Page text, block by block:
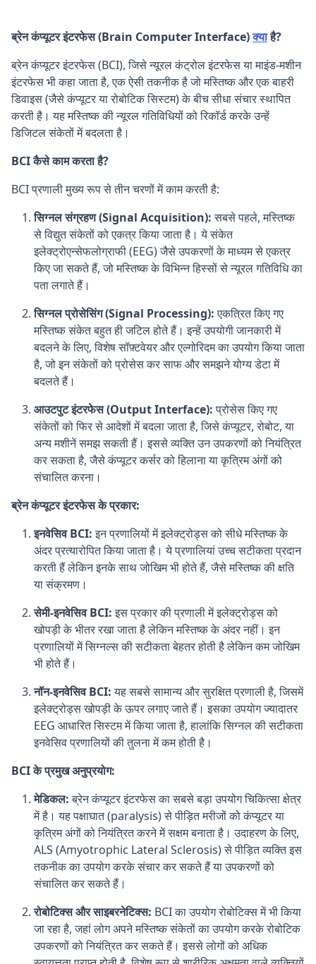
ब्रेन कंप्यूटर इंटरफेस (Brain Computer Interface)क्याहै?
ब्रेन कंप्यूटर इंटरफेस (BCI), जिसे न्यूरल कंट्रोल इंटरफेस या माइंड-मशीन
इंटरफेस भी कहा जाता है, एक ऐसी तकनीक है जो मस्तिष्क और एक बाहरी
डिवाइस (जैसे कंप्यूटर या रोबोटिक सिस्टम) के बीच सीधा संचार स्थापित
करती है। यह मस्तिष्क की न्यूरल गतिविधियों को रिकॉर्ड करके उन्हें
डिजिटल संकेतों में बदलता है।
BCI कैसे काम करता है?
BCI प्रणाली मुख्य रूप से तीन चरणों में काम करती है:
सिग्नल संग्रहण (Signal Acquisition):सबसे पहले, मस्तिष्क
से विद्युत संकेतों को एकत्र किया जाता है। ये संकेत
इलेक्ट्रोएन्सेफलोग्राफी (EEG) जैसे उपकरणों के माध्यम से एकत्र
किए जा सकते हैं, जो मस्तिष्क के विभिन्न हिस्सों से न्यूरल गतिविधि का
पता लगाते हैं।
सिग्नल प्रोसेसिंग (Signal Processing):एकत्रित किए गए
मस्तिष्क संकेत बहुत ही जटिल होते हैं। इन्हें उपयोगी जानकारी में
बदलने के लिए, विशेष सॉफ़्टवेयर और एल्गोरिदम का उपयोग किया जाता
है, जो इन संकेतों को प्रोसेस कर साफ और समझने योग्य डेटा में
बदलते हैं।
आउटपुट इंटरफेस (Output Interface):प्रोसेस किए गए
संकेतों को फिर से आदेशों में बदला जाता है, जिसे कंप्यूटर, रोबोट, या
अन्य मशीनें समझ सकती हैं। इससे व्यक्ति उन उपकरणों को नियंत्रित
कर सकता है, जैसे कंप्यूटर कर्सर को हिलाना या कृत्रिम अंगों को
संचालित करना।
ब्रेन कंप्यूटर इंटरफेस के प्रकार:
इनवेसिव BCI:इन प्रणालियों में इलेक्ट्रोड्स को सीधे मस्तिष्क के
अंदर प्रत्यारोपित किया जाता है। ये प्रणालियां उच्च सटीकता प्रदान
करती हैं लेकिन इनके साथ जोखिम भी होते हैं, जैसे मस्तिष्क की क्षति
या संक्रमण।
सेमी-इनवेसिव BCI:इस प्रकार की प्रणाली में इलेक्ट्रोड्स को
खोपड़ी के भीतर रखा जाता है लेकिन मस्तिष्क के अंदर नहीं। इन
प्रणालियों में सिग्नल्स की सटीकता बेहतर होती है लेकिन कम जोखिम
भी होते हैं।
नॉन-इनवेसिव BCI:यह सबसे सामान्य और सुरक्षित प्रणाली है, जिसमें
इलेक्ट्रोड्स खोपड़ी के ऊपर लगाए जाते हैं। इसका उपयोग ज्यादातर
EEG आधारित सिस्टम में किया जाता है, हालांकि सिग्नल की सटीकता
इनवेसिव प्रणालियों की तुलना में कम होती है।
BCI के प्रमुख अनुप्रयोग:
मेडिकल:ब्रेन कंप्यूटर इंटरफेस का सबसे बड़ा उपयोग चिकित्सा क्षेत्र
में है। यह पक्षाघात (paralysis) से पीड़ित मरीजों को कंप्यूटर या
कृत्रिम अंगों को नियंत्रित करने में सक्षम बनाता है। उदाहरण के लिए,
ALS (Amyotrophic Lateral Sclerosis) से पीड़ित व्यक्ति इस
तकनीक का उपयोग करके संचार कर सकते हैं या उपकरणों को
संचालित कर सकते हैं।
रोबोटिक्स और साइबरनेटिक्स: BCI का उपयोग रोबोटिक्स में भी किया
जा रहा है, जहां लोग अपने मस्तिष्क संकेतों का उपयोग करके रोबोटिक
उपकरणों को नियंत्रित कर सकते हैं। इससे लोगों को अधिक